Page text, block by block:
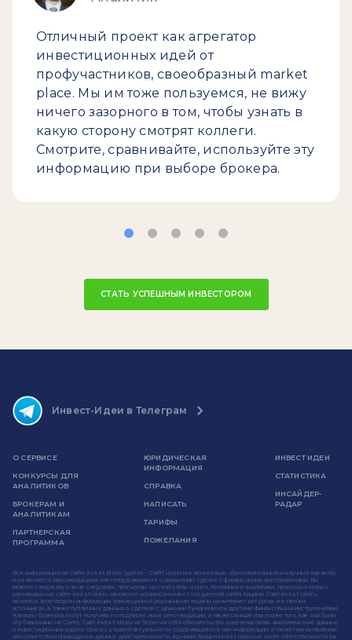
Отличный проект как агрегатор
инвестиционных идей от
профучастников, своеобразный market
place. Мы им тоже пользуемся, не вижу
ничего зазорного в том, чтобы узнать в
какую сторону смотрят коллеги.
Смотрите, сравнивайте, используйте эту
информацию при выборе брокера.
СТАТЬ УСПЕШНЫМ ИНВЕСТОРОМ
Инвест-Идеи в Телеграм
О СЕРВИСЕ
КОНКУРСЫ ДЛЯ
АНАЛИТИКОВ
БРОКЕРАМ И
АНАЛИТИКАМ
ПАРТНЕРСКАЯ
ПРОГРАММА
ЮРИДИЧЕСКАЯ
ИНФОРМАЦИЯ
СПРАВКА
НАПИСАТЬ
ТАРИФЫ
ПОЖЕЛАНИЯ
ИНВЕСТ ИДЕИ
СТАТИСТИКА
ИНСАЙДЕР-
РАДАР
Вся информация на сайте invest-idei.ru (далее - Сайт) носит исключительно образовательный и научный характер
и не является рекомендацией или предложением к совершению сделок с финансовыми инструментами. Вы
можете следовать или не следовать прогнозам на свой страх и риск. Компании и аналитики, прогнозы которых
размещены на сайте invest-idei.ru, являются независимыми от создателей сайта лицами. Сайт invest-idei.ru
является агрегатором информации, размещенной указанными лицами на интернет-ресурсах и в прочих
источниках, а также публичных данных о сделках с ценными бумагами или другими финансовыми инструментами.
Клиенты брокеров могут получать по подписке иные рекомендации, а также раньше или позже того, как они были
опубликованы на Сайте. Сайт invest-idei.ru не берет на себя обязательство корректировать аналитические данные
и инвестиционные идеи в связи с утратой актуальности содержащейся в них информации, а также при выявлении
несоответствия приводимых данных действительности. Администрация invest-idei.ru не несет ответственности за